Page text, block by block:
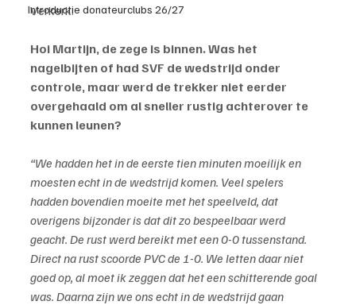
Introductie donateurclubs 26/27
Verkerk.
Hoi Martijn, de zege is binnen. Was het
nagelbijten of had SVF de wedstrijd onder
controle, maar werd de trekker niet eerder
overgehaald om al sneller rustig achterover te
kunnen leunen?
“We hadden het in de eerste tien minuten moeilijk en
moesten echt in de wedstrijd komen. Veel spelers
hadden bovendien moeite met het speelveld, dat
overigens bijzonder is dat dit zo bespeelbaar werd
geacht. De rust werd bereikt met een 0-0 tussenstand.
Direct na rust scoorde PVC de 1-0. We letten daar niet
goed op, al moet ik zeggen dat het een schitterende goal
was. Daarna zijn we ons echt in de wedstrijd gaan